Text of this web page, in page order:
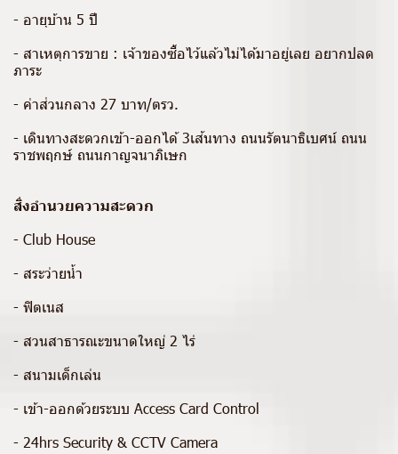
- อายุบ้าน 5 ปี
- สาเหตุการขาย : เจ้าของซื้อไว้แล้วไม่ได้มาอยู่เลย อยากปลด
ภาระ
- ค่าส่วนกลาง 27 บาท/ตรว.
- เดินทางสะดวกเข้า-ออกได้ 3เส้นทาง ถนนรัตนาธิเบศน์ ถนน
ราชพฤกษ์ ถนนกาญจนาภิเษก
สิ่งอำนวยความสะดวก
- Club House
- สระว่ายน้ำ
- ฟิตเนส
- สวนสาธารณะขนาดใหญ่ 2 ไร่
- สนามเด็กเล่น
- เข้า-ออกด้วยระบบ Access Card Control
- 24hrs Security & CCTV Camera